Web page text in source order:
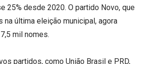
25% desde 2020. O partido Novo, que
na última eleição municipal, agora
mil nomes.
partidos, como União Brasil e PRD,